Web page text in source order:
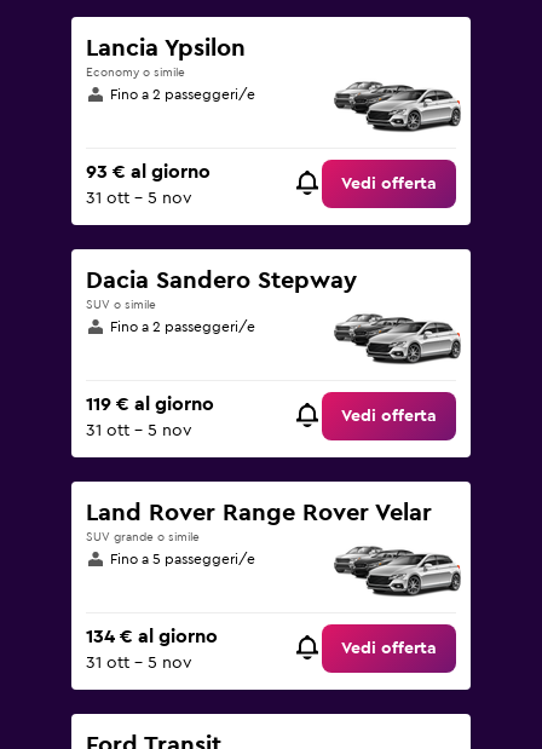
Lancia Ypsilon
Economy o simile
Fino a 2 passeggeri/e
93 € al giorno
31 ott - 5 nov
Vedi offerta
Dacia Sandero Stepway
SUV o simile
Fino a 2 passeggeri/e
119 € al giorno
31 ott - 5 nov
Vedi offerta
Land Rover Range Rover Velar
SUV grande o simile
Fino a 5 passeggeri/e
134 € al giorno
31 ott - 5 nov
Vedi offerta